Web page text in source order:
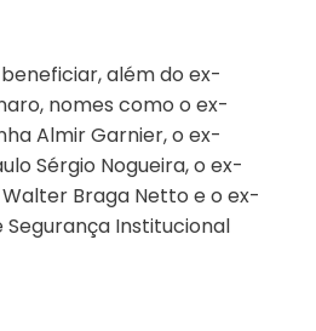
além do ex-
nomes como o ex-
Almir Garnier, o ex-
Sérgio Nogueira, o ex-
Braga Netto e o ex-
Institucional